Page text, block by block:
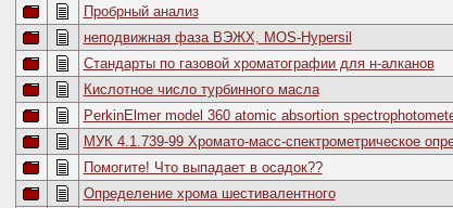
Пробрный анализ
неподвижная фаза ВЭЖХ, MOS-Hypersil
Стандарты по газовой хроматографии для н-алканов
Кислотное число турбинного масла
PerkinElmer model 360 atomic absortion
МУК 4.1.739-99 Хромато-масс-спектрометрическое
Помогите! Что выпадает в осадок??
Определение хрома шестивалентного